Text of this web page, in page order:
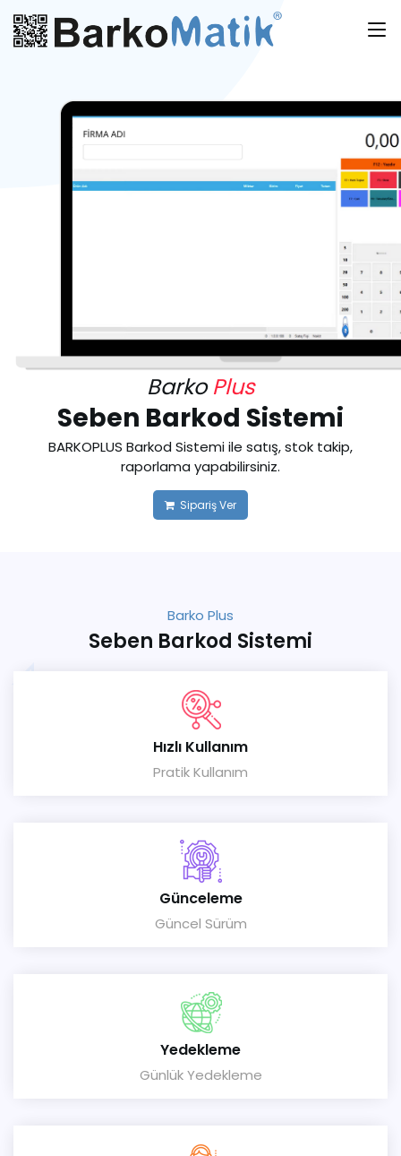
BarkoPlus
Seben Barkod Sistemi
BARKOPLUS Barkod Sistemi ile satış, stok takip,
raporlama yapabilirsiniz.
Sipariş Ver
Barko Plus
Seben Barkod Sistemi
Hızlı Kullanım
Pratik Kullanım
Günceleme
Güncel Sürüm
Yedekleme
Günlük Yedekleme